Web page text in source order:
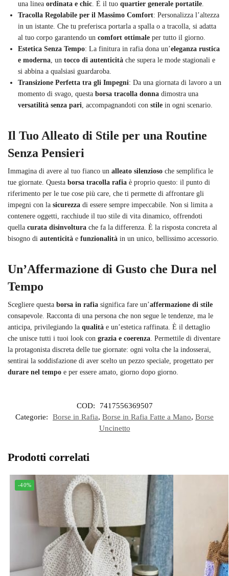
una linea ordinata e chic . È il tuo quartier generale portatile
Tracolla Regolabile per il Massimo Comfort: Personalizza l’altezza
in un istante. Che tu preferisca portarla a spalla o a tracolla, si adatta
al tuo corpo garantendo un comfort ottimale per tutto il giorno.
Estetica Senza Tempo: La finitura in rafia dona un’eleganza rustica
e moderna , un tocco di autenticità che supera le mode stagionali e
si abbina a qualsiasi guardaroba.
Transizione Perfetta tra gli Impegni: Da una giornata di lavoro a un
momento di svago, questa borsa tracolla donna dimostra una
versatilità senza pari , accompagnandoti con stile in ogni scenario.
Il Tuo Alleato di Stile per una Routine
Senza Pensieri
Immagina di avere al tuo fianco un alleato silenzioso che semplifica le
tue giornate. Questa borsa tracolla rafia è proprio questo: il punto di
riferimento per le tue cose più care, che ti permette di affrontare gli
impegni con la sicurezza di essere sempre impeccabile. Non si limita a
contenere oggetti, racchiude il tuo stile di vita dinamico, offrendoti
quella curata disinvoltura che fa la differenza. È la risposta concreta al
bisogno di autenticità e funzionalità in un unico, bellissimo accessorio.
Un’Affermazione di Gusto che Dura nel
Tempo
Scegliere questa borsa in rafia significa fare un’affermazione di stile
consapevole. Racconta di una persona che non segue le tendenze, ma le
anticipa, privilegiando la qualità e un’estetica raffinata. È il dettaglio
che unisce tutti i tuoi look con grazia e coerenza . Permettile di diventare
la protagonista discreta delle tue giornate: ogni volta che la indosserai,
sentirai la soddisfazione di aver scelto un pezzo speciale, progettato per
durare nel tempo e per essere amato, giorno dopo giorno.
COD:
7417556369507
Categorie:
Borse in Rafia, Borse in Rafia Fatte a Mano, Borse
Uncinetto
Prodotti correlati
-40%